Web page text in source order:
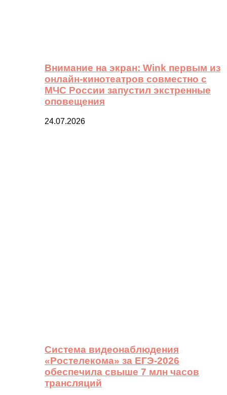
Внимание на экран: Wink первым из
онлайн-кинотеатров совместно с
МЧС России запустил экстренные
оповещения
24.07.2026
Система видеонаблюдения
«Ростелекома» за ЕГЭ-2026
обеспечила свыше 7 млн часов
трансляций